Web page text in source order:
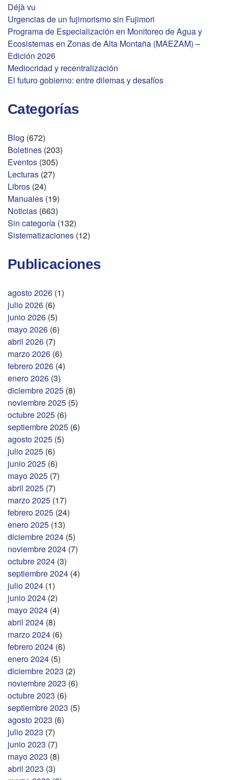
Déjà vu
Urgencias de un fujimorismo sin Fujimori
Programa de Especialización en Monitoreo de Agua y
Ecosistemas en Zonas de Alta Montaña (MAEZAM) –
Edición 2026
Mediocridad y recentralización
El futuro gobierno: entre dilemas y desafíos
Categorías
Blog (672)
Boletines (203)
Eventos (305)
Lecturas (27)
Libros (24)
Manuales (19)
Noticias (663)
Sin categoría (132)
Sistematizaciones (12)
Publicaciones
agosto 2026 (1)
julio 2026 (6)
junio 2026 (5)
mayo 2026 (6)
abril 2026 (7)
marzo 2026 (6)
febrero 2026 (4)
enero 2026 (3)
diciembre 2025 (8)
noviembre 2025 (5)
octubre 2025 (6)
septiembre 2025 (6)
agosto 2025 (5)
julio 2025 (6)
junio 2025 (6)
mayo 2025 (7)
abril 2025 (7)
marzo 2025 (17)
febrero 2025 (24)
enero 2025 (13)
diciembre 2024 (5)
noviembre 2024 (7)
octubre 2024 (3)
septiembre 2024 (4)
julio 2024 (1)
junio 2024 (2)
mayo 2024 (4)
abril 2024 (8)
marzo 2024 (6)
febrero 2024 (6)
enero 2024 (5)
diciembre 2023 (2)
noviembre 2023 (6)
octubre 2023 (6)
septiembre 2023 (5)
agosto 2023 (6)
julio 2023 (7)
junio 2023 (7)
mayo 2023 (8)
abril 2023 (3)